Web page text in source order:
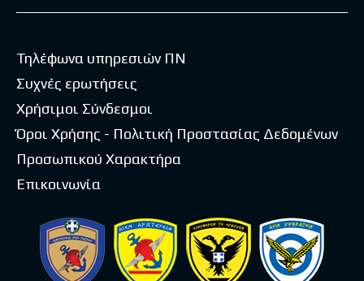
Τηλέφωνα υπηρεσιών ΠΝ
Συχνές ερωτήσεις
Χρήσιμοι Σύνδεσμοι
Όροι Χρήσης - Πολιτική Προστασίας Δεδομένων
Προσωπικού Χαρακτήρα
Επικοινωνία